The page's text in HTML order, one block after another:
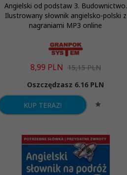
Angielski od podstaw 3. Budownictwo.
Ilustrowany słownik angielsko-polski z
nagraniami MP3 online
8,99 PLN 15,15 PLN
Oszczędzasz 6.16 PLN
KUP TERAZ!